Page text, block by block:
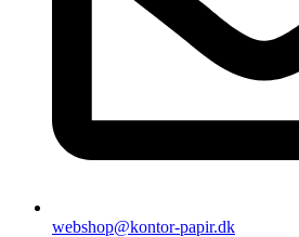
webshop@kontor-papir.dk